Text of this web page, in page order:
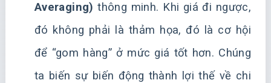
Averaging) thông minh. Khi giá đi ngược,
đó không phải là thảm họa, đó là cơ hội
để “gom hàng” ở mức giá tốt hơn. Chúng
ta biến sự biến động thành lợi thế về chi